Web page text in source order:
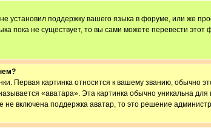
установил поддержку вашего языка в форуме, или же
пока не существует, то вы сами можете перевести
Первая картинка относится к вашему званию,
«аватара». Эта картинка обычно уникальна
включена поддержка аватар, то это решение